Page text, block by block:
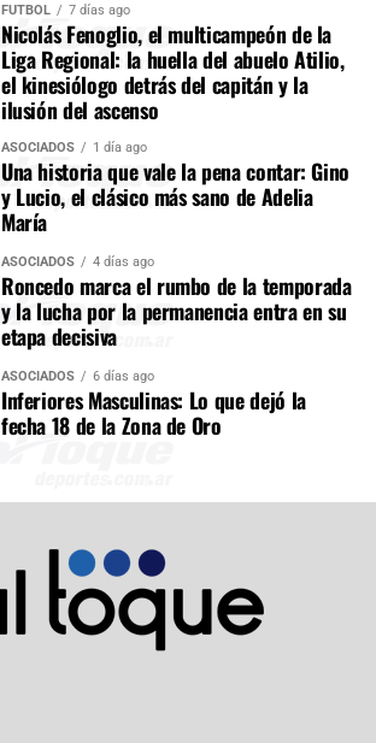
FÚTBOL 7 días ago
Nicolás Fenoglio, el multicampeón de la
Liga Regional: la huella del abuelo Atilio,
el kinesiólogo detrás del capitán y la
ilusión del ascenso
ASOCIADOS 1 día ago
Una historia que vale la pena contar: Gino
y Lucio, el clásico más sano de Adelia
María
ASOCIADOS 4 días ago
Roncedo marca el rumbo de la temporada
y la lucha por la permanencia entra en su
etapa decisiva
ASOCIADOS 6 días ago
Inferiores Masculinas: Lo que dejó la
fecha 18 de la Zona de Oro